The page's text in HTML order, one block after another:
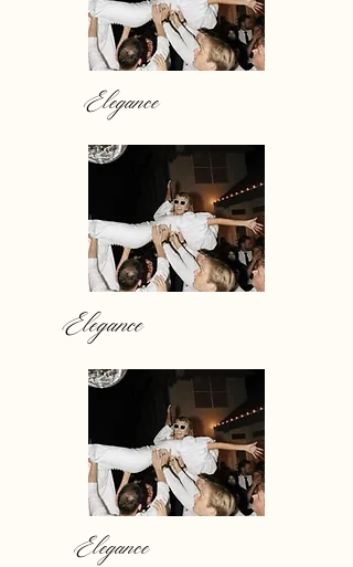
Elegance
Elegance
Elegance